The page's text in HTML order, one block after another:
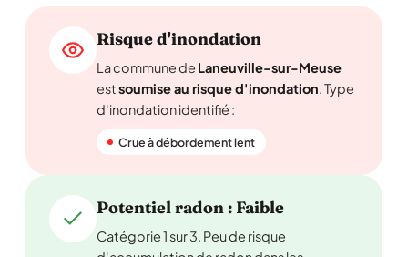
Risque d'inondation
La commune de Laneuville-sur-Meuse
estsoumise au risque d'inondation. Type
d'inondation identifié :
Crue à débordement lent
Potentiel radon : Faible
Catégorie 1 sur 3. Peu de risque